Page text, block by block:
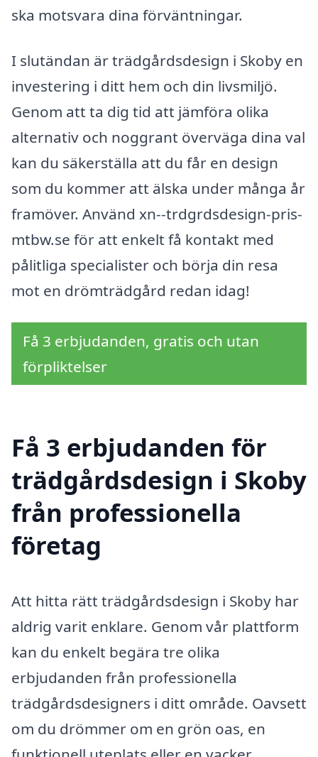
ska motsvara dina förväntningar.
I slutändan är trädgårdsdesign i Skoby en
investering i ditt hem och din livsmiljö.
Genom att ta dig tid att jämföra olika
alternativ och noggrant överväga dina val
kan du säkerställa att du får en design
som du kommer att älska under många år
framöver. Använd xn--trdgrdsdesign-pris-
mtbw.se för att enkelt få kontakt med
pålitliga specialister och börja din resa
mot en drömträdgård redan idag!
Få 3 erbjudanden, gratis och utan
förpliktelser
Få 3 erbjudanden för
trädgårdsdesign i Skoby
från professionella
företag
Att hitta rätt trädgårdsdesign i Skoby har
aldrig varit enklare. Genom vår plattform
kan du enkelt begära tre olika
erbjudanden från professionella
trädgårdsdesigners i ditt område. Oavsett
om du drömmer om en grön oas, en